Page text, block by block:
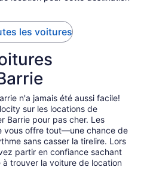
les voitures
n'a jamais été aussi facile!
sur les locations de
Barrie pour pas cher. Les
vous offre tout—une chance de
sans casser la tirelire. Lors
partir en confiance sachant
trouver la voiture de location